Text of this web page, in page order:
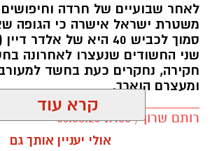
לאחר שבועיים של חרדה
משטרת ישראל אישרה כי הגופה
שני החשודים שנעצרו לאחרונה
חקירה, נחקרים כעת בחשד
ומעצרם הוארך.
רותם שרון / 19:00 06.08.26
קרא עוד
אולי יעניין אותך גם